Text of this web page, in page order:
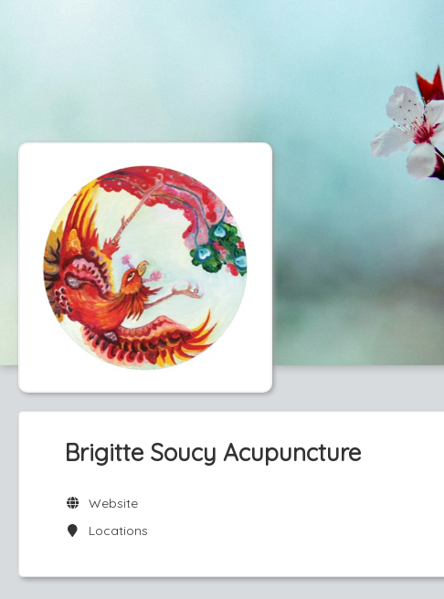
Brigitte Soucy Acupuncture
Website
Locations